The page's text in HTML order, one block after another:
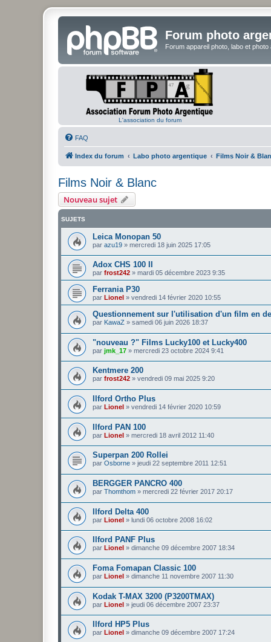
Forum photo
Forum appareil photo, labo et photo
L'association du forum
FAQ
Index du forum Labo photo argentique Films Noir &
Films Noir & Blanc
Nouveau sujet
SUJETS
Leica Monopan 50
par azu19 » mercredi 18 juin 2025 17:05
Adox CHS 100 II
par frost242 » mardi 05 décembre 2023 9:35
Ferrania P30
par Lionel » vendredi 14 février 2020 10:55
Questionnement sur l'utilisation d'un film en
par KawaZ » samedi 06 juin 2026 18:37
"nouveau ?" Films Lucky100 et Lucky400
par jmk_17 » mercredi 23 octobre 2024 9:41
Kentmere 200
par frost242 » vendredi 09 mai 2025 9:20
Ilford Ortho Plus
par Lionel » vendredi 14 février 2020 10:59
Ilford PAN 100
par Lionel » mercredi 18 avril 2012 11:40
Superpan 200 Rollei
par Osborne » jeudi 22 septembre 2011 12:51
BERGGER PANCRO 400
par Thomthom » mercredi 22 février 2017 20:17
Ilford Delta 400
par Lionel » lundi 06 octobre 2008 16:02
Ilford PANF Plus
par Lionel » dimanche 09 décembre 2007 18:34
Foma Fomapan Classic 100
par Lionel » dimanche 11 novembre 2007 11:30
Kodak T-MAX 3200 (P3200TMAX)
par Lionel » jeudi 06 décembre 2007 23:37
Ilford HP5 Plus
par Lionel » dimanche 09 décembre 2007 17:24